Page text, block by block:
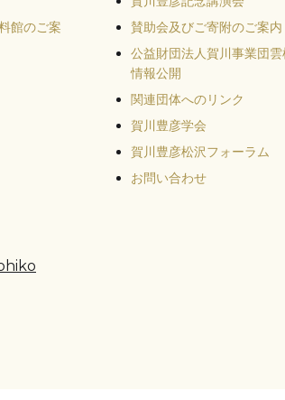
館のご案
賛助会及びご寄附のご案内
公益財団法人賀川事業団雲
情報公開
関連団体へのリンク
賀川豊彦学会
賀川豊彦松沢フォーラム
お問い合わせ